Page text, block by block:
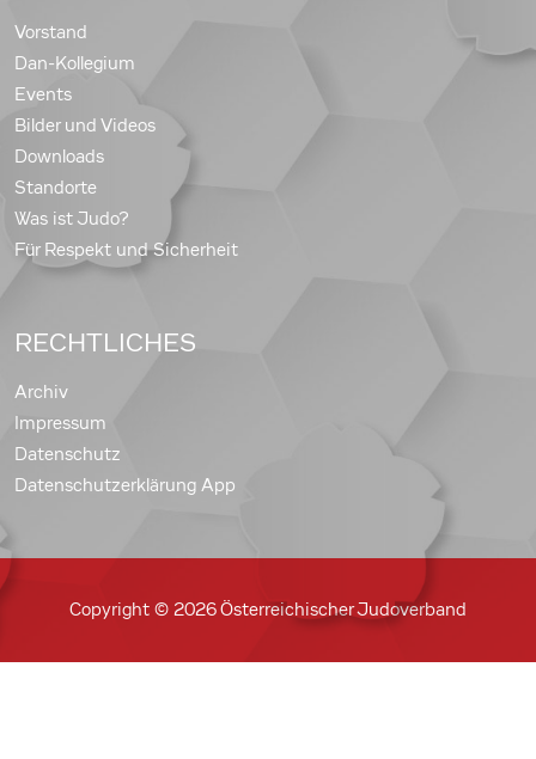
Vorstand
Dan-Kollegium
Events
Bilder und Videos
Downloads
Standorte
Was ist Judo?
Für Respekt und Sicherheit
RECHTLICHES
Archiv
Impressum
Datenschutz
Datenschutzerklärung App
Copyright © 2026 Österreichischer Judoverband